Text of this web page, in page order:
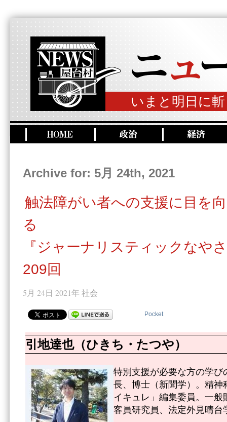
いまと明日に
Archive for: 5月 24th, 2021
触法障がい者への支援に目を
る
『ジャーナリスティックなや
209回
5月 24日 2021年 社会
Pocket
引地達也（ひきち・たつや）
特別支援が必要な方の学
長、博士（新聞学）。精
イキュレ」編集委員。一
客員研究員、法定外見晴台